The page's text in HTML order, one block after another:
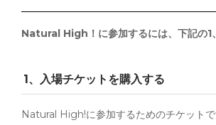
Natural High！に参加するには、下記の1
1、入場チケットを購入する
Natural High!に参加するためのチケットで